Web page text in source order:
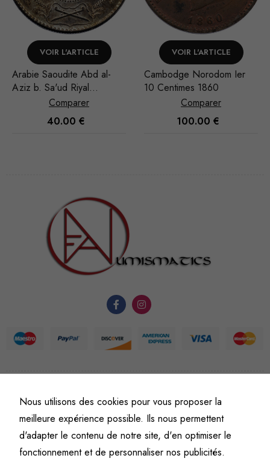
VOIR L'ARTICLE
Cambodge Norodom Ier
10 Centimes 1860
Comparer
100.00€
AJOUTER AU PANIER
Arabie Saoudite Abd al-
Aziz b. Sa'ud Riyal
1935/AH 1354
Comparer
40.00 €
© Fine art numismatics
Politique de confidentialitéConditions générales de vente et d’utilisation
Mentions légales
Nous utilisons des cookies pour vous proposer la
meilleure expérience possible. Ils nous permettent
d'adapter le contenu de notre site, d'en optimiser le
fonctionnement et de personnaliser nos publicités.
puissions
fonctionnalité
structure du
fonction de
l'usage qu'il
en est fait.